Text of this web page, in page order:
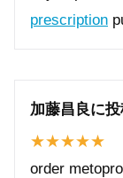
prescription
加藤昌良に
order